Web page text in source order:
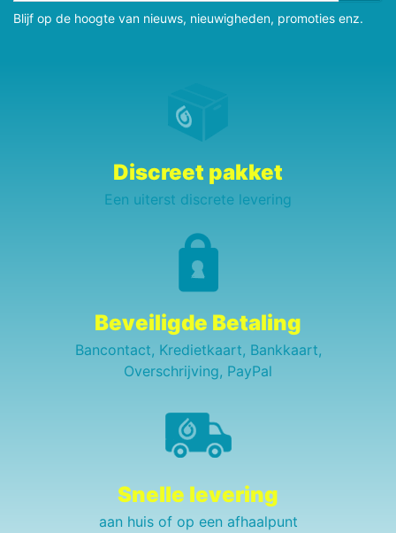
Blijf op de hoogte van nieuws, nieuwigheden, promoties enz.
Discreet pakket
Een uiterst discrete levering
Beveiligde Betaling
Bancontact, Kredietkaart, Bankkaart,
Overschrijving, PayPal
Snelle levering
aan huis of op een afhaalpunt